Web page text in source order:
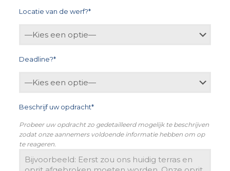
Locatie van de werf?*
Deadline?*
Beschrijf uw opdracht*
Probeer uw opdracht zo gedetailleerd mogelijk te beschrijven
zodat onze aannemers voldoende informatie hebben om op
te reageren.